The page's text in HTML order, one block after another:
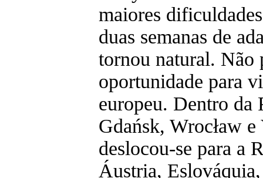
maiores
duas semanas de
tornou natural. Não
oportunidade para
europeu. Dentro da
Gdańsk, Wrocław
deslocou-se para a
Áustria,